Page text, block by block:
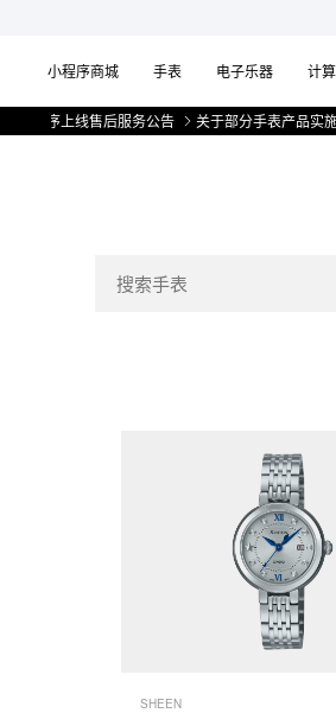
小程序商城 手表 电子乐器 计
序上线售后服务公告 关于部分手表产品实施【
SHEEN